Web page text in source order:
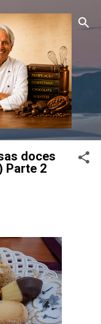
doces
Parte 2